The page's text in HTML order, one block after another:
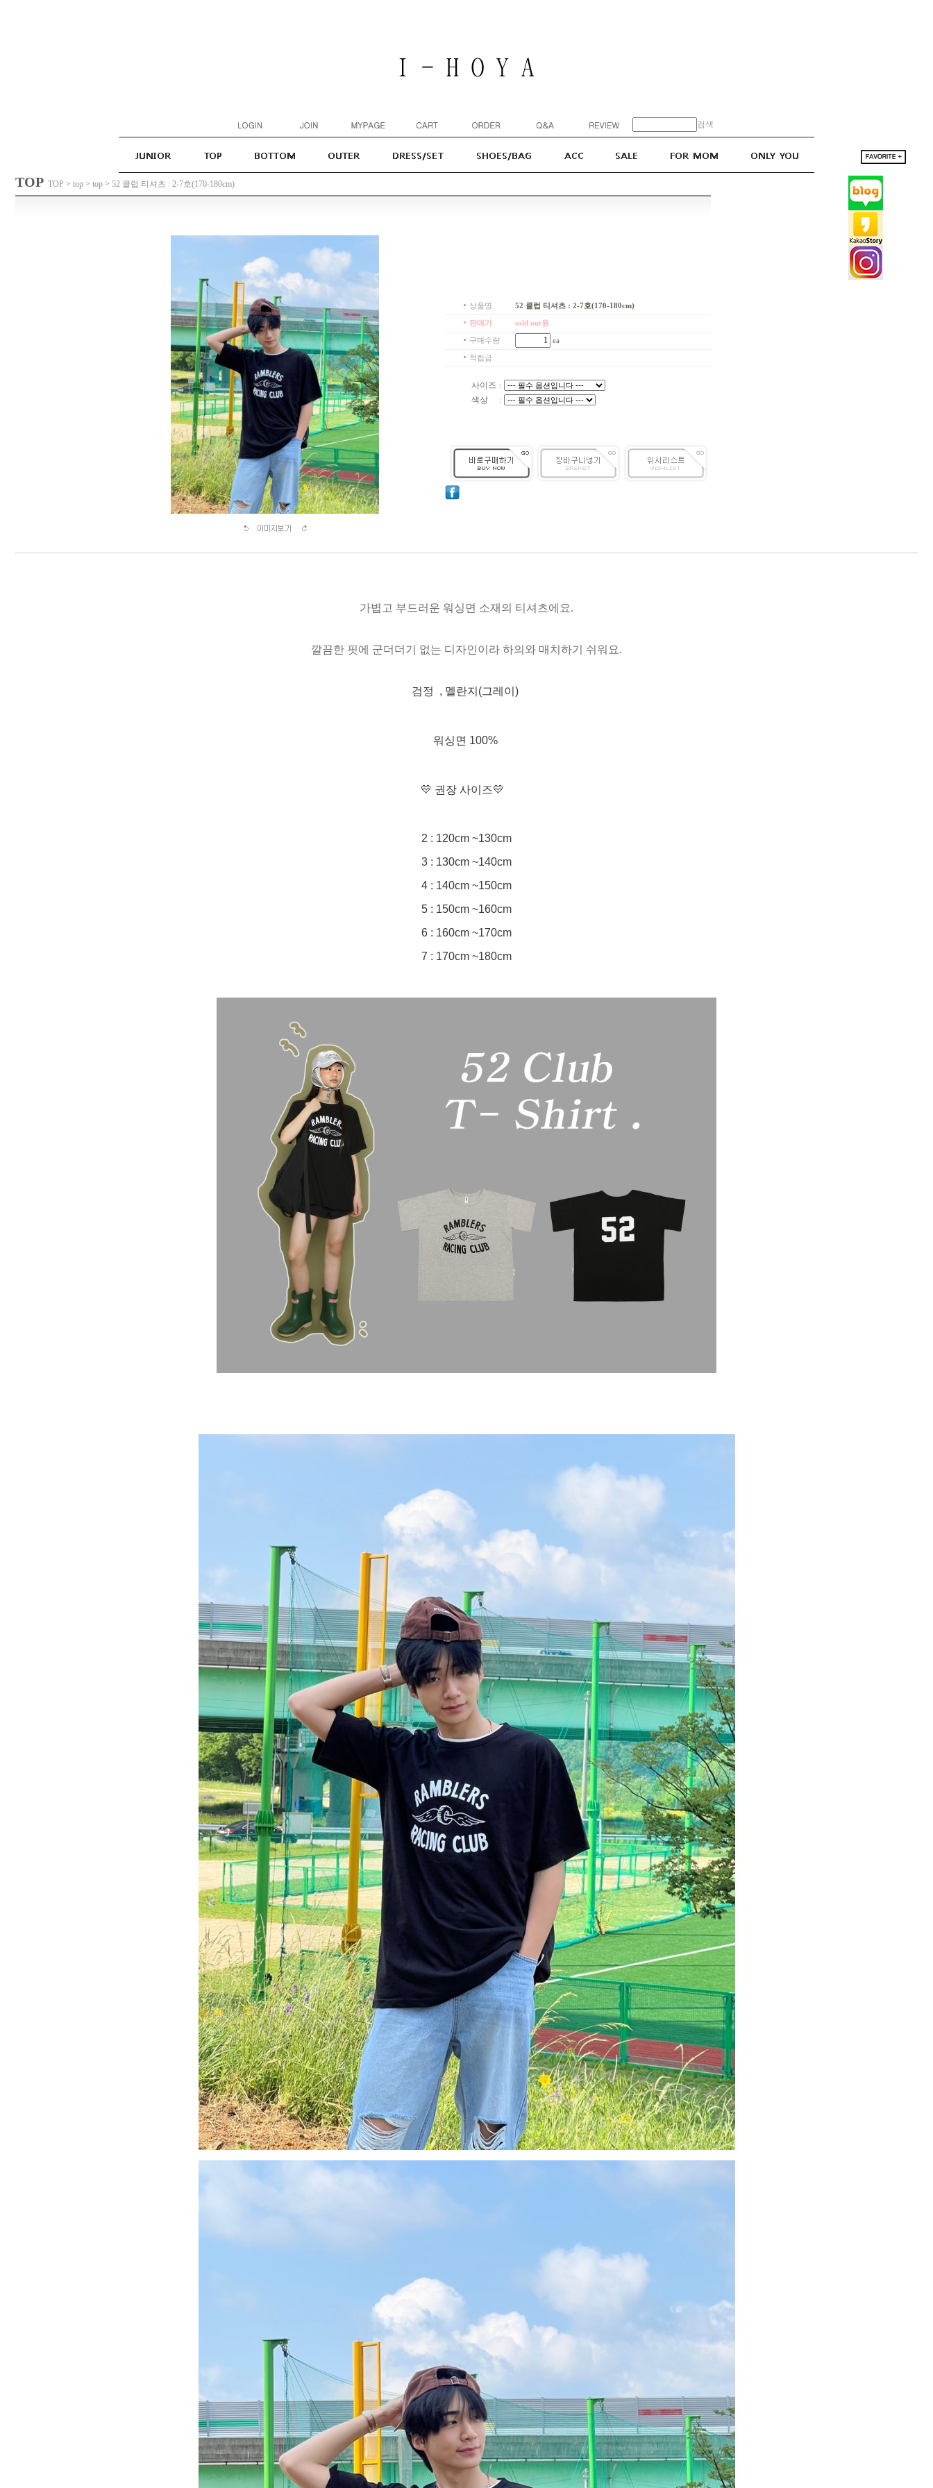
검색
TOP TOP > top > top > 52 클럽 티셔츠 : 2-7호(170-180cm)
상품명 52 클럽 티셔츠 : 2-7호(170-180cm)
판매가 sold out원
구매수량 ea
적립금
사이즈 :
색상
:
가볍고 부드러운 워싱면 소재의 티셔츠에요.
깔끔한 핏에 군더더기 없는 디자인이라 하의와 매치하기 쉬워요.
검정 , 멜란지(그레이)
워싱면 100%
💛 권장 사이즈💛
2 : 120cm ~130cm
3 : 130cm ~140cm
4 : 140cm ~150cm
5 : 150cm ~160cm
6 : 160cm ~170cm
7 : 170cm ~180cm